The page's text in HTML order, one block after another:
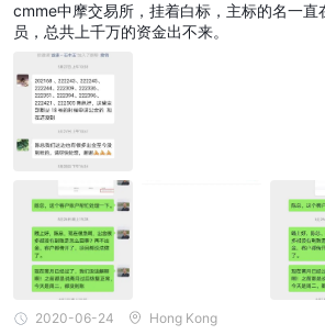
cmme中摩交易所，挂着白标，主标的名一直
员，总共上千万的资金出不来。
2020-06-24 Hong Kong